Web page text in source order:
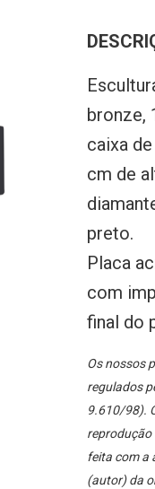
bronze,
caixa
cm de
preto.
Placa
com
final do
Os nossos
regulados
9.610/98).
reprodução
feita com a
(autor) da